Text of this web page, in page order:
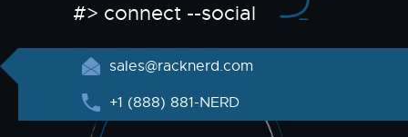
#> connect --social
sales@racknerd.com
+1 (888) 881-NERD